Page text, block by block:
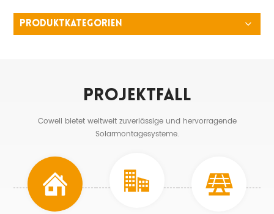
PRODUKTKATEGORIEN
Projektfall
Cowell bietet weltweit zuverlässige und hervorragende
Solarmontagesysteme.